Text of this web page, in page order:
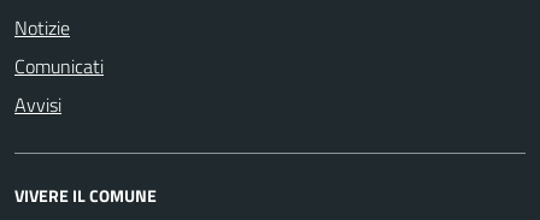
Notizie
Comunicati
Avvisi
VIVERE IL COMUNE